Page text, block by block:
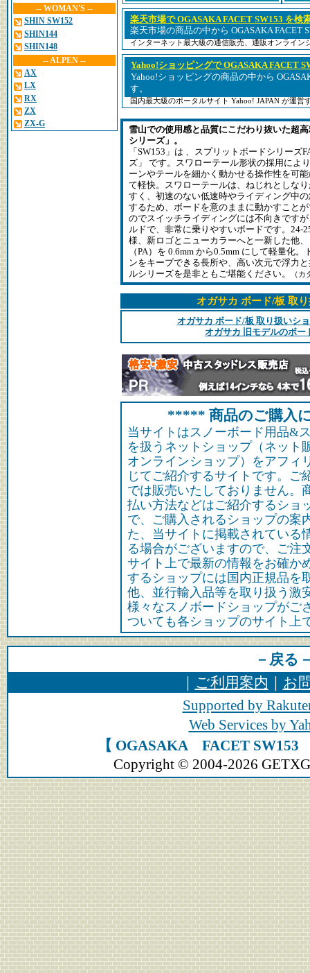
-- WOMAN'S --
SHIN SW152
SHIN144
SHIN148
-- ALPEN --
AX
LX
RX
ZX
ZX-G
楽天市場で OGASAKA FACET SW153 を検
楽天市場の商品の中から OGASAKA FACET
インターネット最大級の通信販売、通販オンライン
Yahoo!ショッピングで OGASAKA FACET
Yahoo!ショッピングの商品の中から
す。
国内最大級のポータルサイト Yahoo! JAPAN が運営
雪山での使用感と品質にこだわり抜いた超
シリーズ」。
「SW153」は 、スプリットボードシリーズ
ズ」 です。スワローテール形状の採用によ
ーンやテールを細かく動かせる操作性を可
て軽快。スワローテールは、ねじれとしな
すく、初速のない低速時やライディング中
するため、ボードを意のままに動かすこと
のでスイッチライディングには不向きです
ルドで、非常に乗りやすいボードです。24-
様、新ロゴとニューカラーへと一新した他
（PA）を 0.6mm から0.5mm にして軽量化
ンをキープできる長所や、高い次元で浮力
ルシリーズを是非ともご堪能ください。
（カ
オガサカ ボード/板 取
オガサカ ボード/板 取り扱いシ
オガサカ 旧モデルのボー
***** 商品のご購入
当サイトはスノーボード用品&
を扱うネットショップ（ネット
オンラインショップ）をアフィ
じてご紹介するサイトです。ご
では販売いたしておりません。
払い方法などはご紹介するショ
で、ご購入されるショップの案
た、当サイトに掲載されている
る場合がございますので、ご注
サイト上で最新の情報をお確か
するショップには国内正規品を
他、並行輸入品等を取り扱う激
様々なスノボードショップがご
ついても各ショップのサイト上
－戻る
｜ ご利用案内 ｜ お
Supported by
Web Services by
【 OGASAKA FACET
Copyright © 2004-2026